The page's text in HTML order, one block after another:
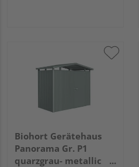
Biohort Gerätehaus
Panorama Gr. P1
quarzgrau- metallic